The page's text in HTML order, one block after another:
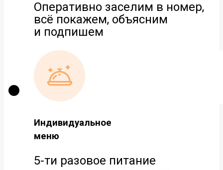
Оперативно заселим в номер,
всё покажем, объясним
и подпишем
Индивидуальное
меню
5-ти разовое питание